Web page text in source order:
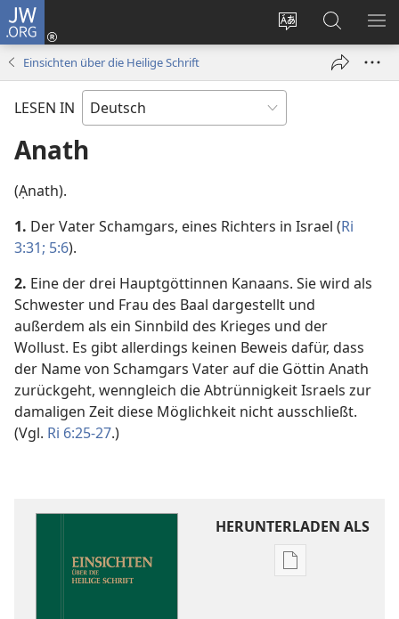
JW.ORG
Websitesprache
ändern
Anmelden
(öffnet
Suche
Einsichten über die Heilige Schrift
LESEN IN
Anath
(Ạnath).
1. Der Vater Schamgars, eines Richters in Israel (Ri
3:31; 5:6).
2. Eine der drei Hauptgöttinnen Kanaans. Sie wird als
Schwester und Frau des Baal dargestellt und
außerdem als ein Sinnbild des Krieges und der
Wollust. Es gibt allerdings keinen Beweis dafür, dass
der Name von Schamgars Vater auf die Göttin Anath
zurückgeht, wenngleich die Abtrünnigkeit Israels zur
damaligen Zeit diese Möglichkeit nicht ausschließt.
(Vgl. Ri 6:25-27.)
HERUNTERLADEN ALS